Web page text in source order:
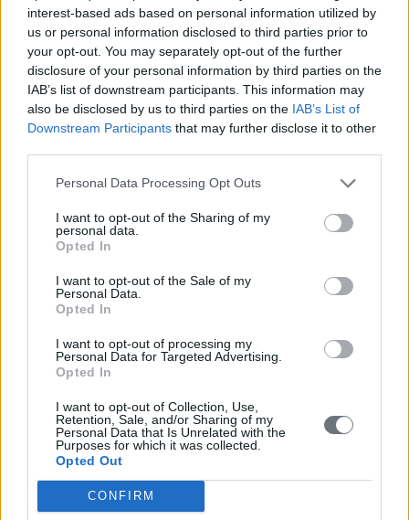
interest-based ads based on personal information utilized by
us or personal information disclosed to third parties prior to
your opt-out. You may separately opt-out of the further
disclosure of your personal information by third parties on the
IAB’s list of downstream participants. This information may
also be disclosed by us to third parties on the IAB’s List of
Downstream Participants that may further disclose it to other
Personal Data Processing Opt Outs
I want to opt-out of the Sharing of my
personal data.
Opted In
I want to opt-out of the Sale of my
Personal Data.
Opted In
I want to opt-out of processing my
Personal Data for Targeted Advertising.
Opted In
I want to opt-out of Collection, Use,
Retention, Sale, and/or Sharing of my
Personal Data that Is Unrelated with the
Purposes for which it was collected.
Opted Out
CONFIRM